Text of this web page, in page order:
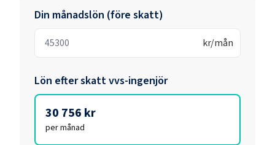
Din månadslön (före skatt)
kr/mån
Lön efter skattvvs-ingenjör
30 756 kr
per månad